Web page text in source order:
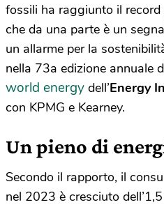
fossili ha raggiunto il
che da una parte è un
un allarme per la
nella 73a edizione annuale
world energy dell’Energy
con KPMG e Kearney.
Un pieno di
Secondo il rapporto, il
nel 2023 è cresciuto